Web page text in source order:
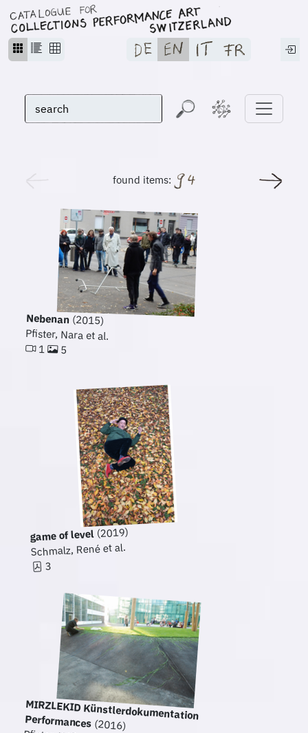
found items:
Nebenan (2015)
Pfister, Nara et al.
1 5
game of level(2019)
Schmalz, René et al.
3
MIRZLEKID Künstlerdokumentation
Performances (2016)